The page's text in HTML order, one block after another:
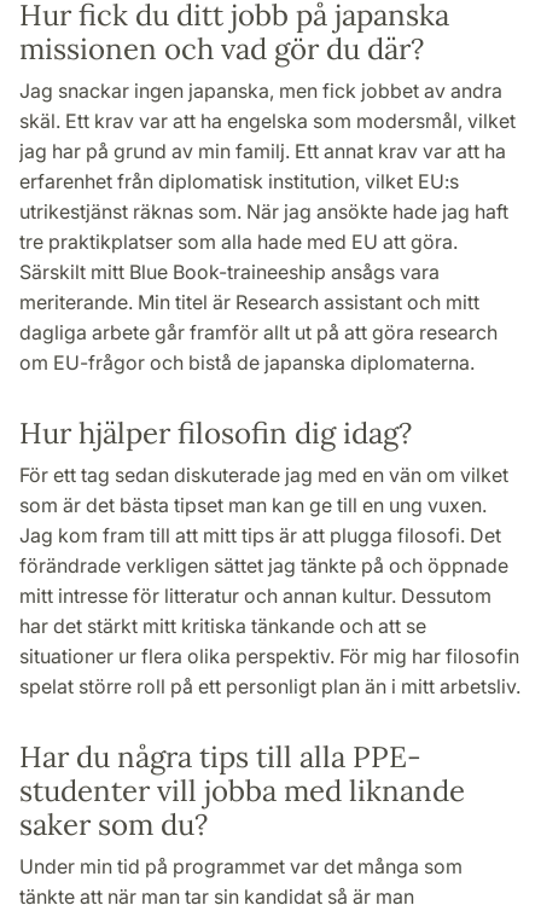
Hur fick du ditt jobb på japanska
missionen och vad gör du där?
Jag snackar ingen japanska, men fick jobbet av andra
skäl. Ett krav var att ha engelska som modersmål, vilket
jag har på grund av min familj. Ett annat krav var att ha
erfarenhet från diplomatisk institution, vilket EU:s
utrikestjänst räknas som. När jag ansökte hade jag haft
tre praktikplatser som alla hade med EU att göra.
Särskilt mitt Blue Book-traineeship ansågs vara
meriterande. Min titel är Research assistant och mitt
dagliga arbete går framför allt ut på att göra research
om EU-frågor och bistå de japanska diplomaterna.
Hur hjälper filosofin dig idag?
För ett tag sedan diskuterade jag med en vän om vilket
som är det bästa tipset man kan ge till en ung vuxen.
Jag kom fram till att mitt tips är att plugga filosofi. Det
förändrade verkligen sättet jag tänkte på och öppnade
mitt intresse för litteratur och annan kultur. Dessutom
har det stärkt mitt kritiska tänkande och att se
situationer ur flera olika perspektiv. För mig har filosofin
spelat större roll på ett personligt plan än i mitt arbetsliv.
Har du några tips till alla PPE-
studenter vill jobba med liknande
saker som du?
Under min tid på programmet var det många som
tänkte att när man tar sin kandidat så är man